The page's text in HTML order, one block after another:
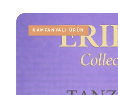
KAMPANYALI ÜRÜN